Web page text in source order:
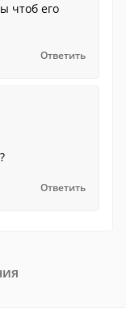
чтоб его
Ответить
Ответить